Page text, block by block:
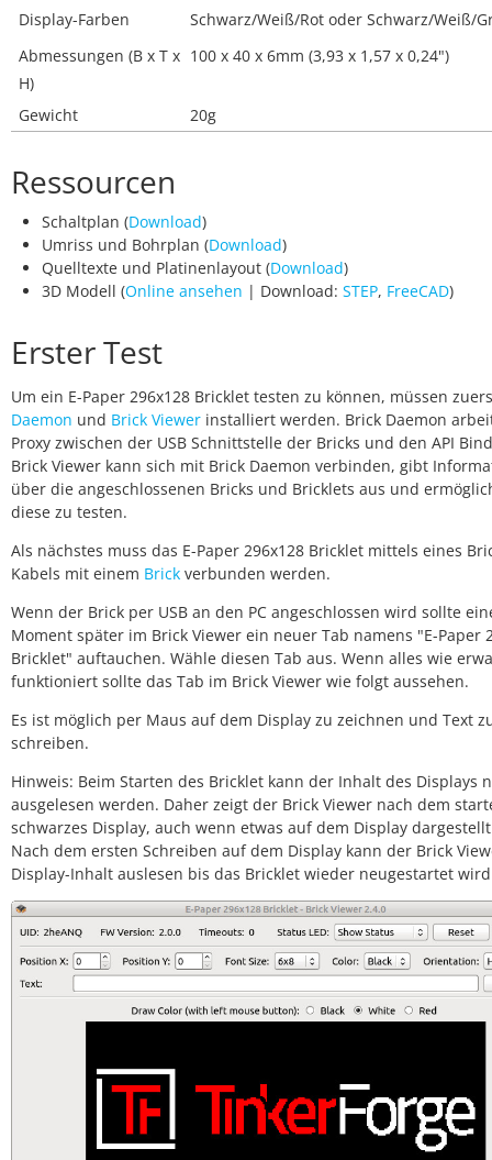
Display-Farben
Schwarz/Weiß/Rot oder Schwarz/Weiß/
Abmessungen (B x T x
H)
100 x 40 x 6mm (3,93 x 1,57 x 0,24")
Gewicht 20g
Ressourcen
Schaltplan (Download)
Umriss und Bohrplan (Download)
Quelltexte und Platinenlayout (Download)
3D Modell (Online ansehen | Download: STEP, FreeCAD)
Erster Test
Um ein E-Paper 296x128 Bricklet testen zu können, müssen
Daemon und Brick Viewer installiert werden. Brick Daemon
Proxy zwischen der USB Schnittstelle der Bricks und den API
Brick Viewer kann sich mit Brick Daemon verbinden, gibt
über die angeschlossenen Bricks und Bricklets aus und
diese zu testen.
Als nächstes muss das E-Paper 296x128 Bricklet mittels eines
Kabels mit einem Brick verbunden werden.
Wenn der Brick per USB an den PC angeschlossen wird sollte
Moment später im Brick Viewer ein neuer Tab namens "E-Paper
Bricklet" auftauchen. Wähle diesen Tab aus. Wenn alles wie
funktioniert sollte das Tab im Brick Viewer wie folgt aussehen.
Es ist möglich per Maus auf dem Display zu zeichnen und Text
schreiben.
Hinweis: Beim Starten des Bricklet kann der Inhalt des Displays
ausgelesen werden. Daher zeigt der Brick Viewer nach dem
schwarzes Display, auch wenn etwas auf dem Display
Nach dem ersten Schreiben auf dem Display kann der Brick
Display-Inhalt auslesen bis das Bricklet wieder neugestartet